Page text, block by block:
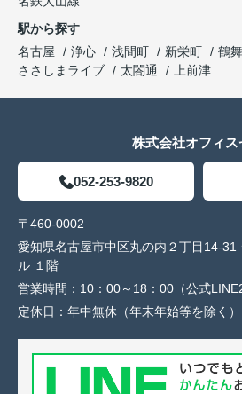
駅から探す
名古屋
浄心 浅間町 新栄町 鶴舞
ささしまライブ
太閤通 上前津
株式会社オフィス
052-253-9820
〒460-0002
愛知県名古屋市中区丸の内２丁目14-31
ル １階
営業時間： 10：00～18：00（公式
定休日： 年中無休（年末年始等を除く）